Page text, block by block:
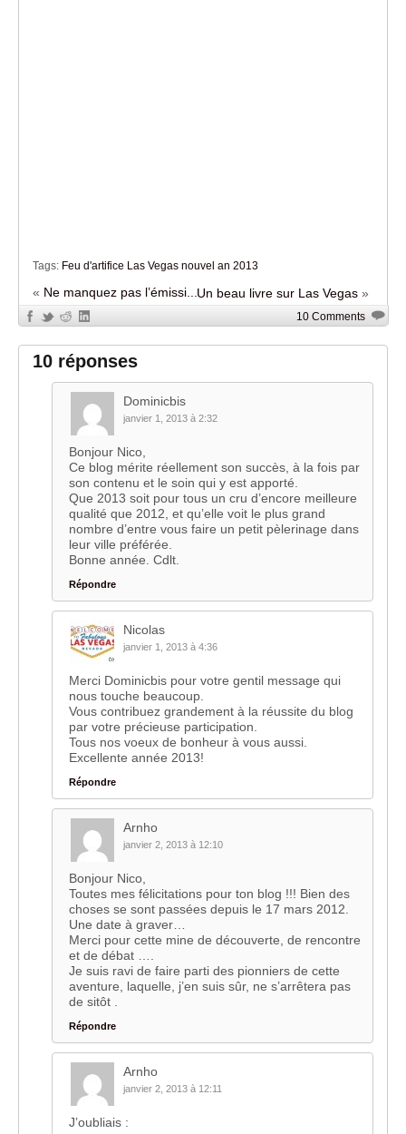
Tags: Feu d'artifice Las Vegas nouvel an 2013
« Ne manquez pas l’émissi... Un beau livre sur Las Vegas »
10 Comments
10 réponses
Dominicbis
janvier 1, 2013 à 2:32
Bonjour Nico,
Ce blog mérite réellement son succès, à la fois par
son contenu et le soin qui y est apporté.
Que 2013 soit pour tous un cru d’encore meilleure
qualité que 2012, et qu’elle voit le plus grand
nombre d’entre vous faire un petit pèlerinage dans
leur ville préférée.
Bonne année. Cdlt.
Répondre
Nicolas
janvier 1, 2013 à 4:36
Merci Dominicbis pour votre gentil message qui
nous touche beaucoup.
Vous contribuez grandement à la réussite du blog
par votre précieuse participation.
Tous nos voeux de bonheur à vous aussi.
Excellente année 2013!
Répondre
Arnho
janvier 2, 2013 à 12:10
Bonjour Nico,
Toutes mes félicitations pour ton blog !!! Bien des
choses se sont passées depuis le 17 mars 2012.
Une date à graver…
Merci pour cette mine de découverte, de rencontre
et de débat ….
Je suis ravi de faire parti des pionniers de cette
aventure, laquelle, j’en suis sûr, ne s’arrêtera pas
de sitôt .
Répondre
Arnho
janvier 2, 2013 à 12:11
J’oubliais :